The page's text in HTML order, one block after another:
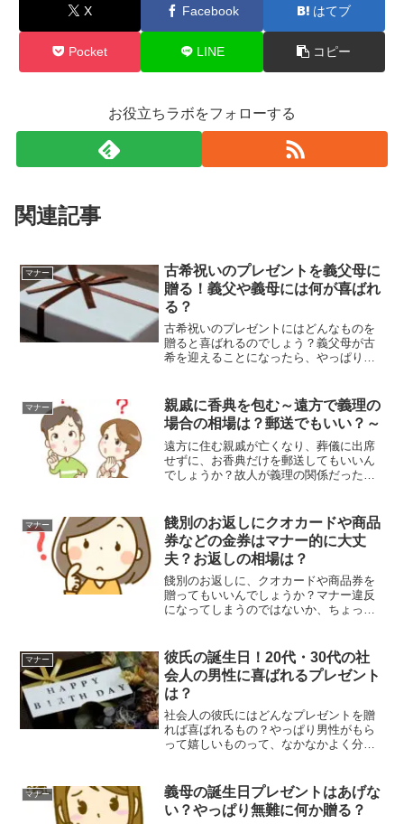
X Facebook はてブ
Pocket LINE コピー
お役立ちラボをフォローする
関連記事
マナー
古希祝いのプレゼントを義父母に
贈る！義父や義母には何が喜ばれ
る？
古希祝いのプレゼントにはどんなものを
贈ると喜ばれるのでしょう？義父母が古
希を迎えることになったら、やっぱり何
いのかがイマイチ分からない、そんなあ
なたのために、今回は、義...
マナー
親戚に香典を包む～遠方で義理の
場合の相場は？郵送でもいい？～
遠方に住む親戚が亡くなり、葬儀に出席
せずに、お香典だけを郵送してもいいん
でしょうか？故人が義理の関係だった場
ども送るべきなんでしょうか？そこで今
回は、遠方に住む付き合い...
マナー
餞別のお返しにクオカードや商品
券などの金券はマナー的に大丈
夫？お返しの相場は？
餞別のお返しに、クオカードや商品券を
贈ってもいいんでしょうか？マナー違反
になってしまうのではないか、ちょっと
ってしまう場合もあるでしょう。そこで
今回は、餞別のお返しに、...
マナー
彼氏の誕生日！20代・30代の社
会人の男性に喜ばれるプレゼント
は？
社会人の彼氏にはどんなプレゼントを贈
れば喜ばれるもの？やっぱり男性がもら
って嬉しいものって、なかなかよく分か
を贈りたい！今回はそんな、20代や30代
の社会人の彼氏に贈る...
マナー
義母の誕生日プレゼントはあげな
い？やっぱり無難に何か贈る？